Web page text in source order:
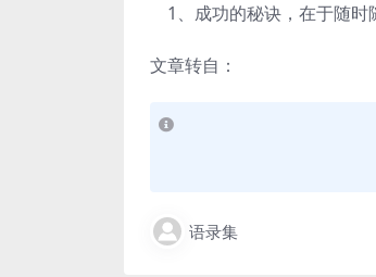
1、成功的秘诀，在于随
文章转自：
语录集